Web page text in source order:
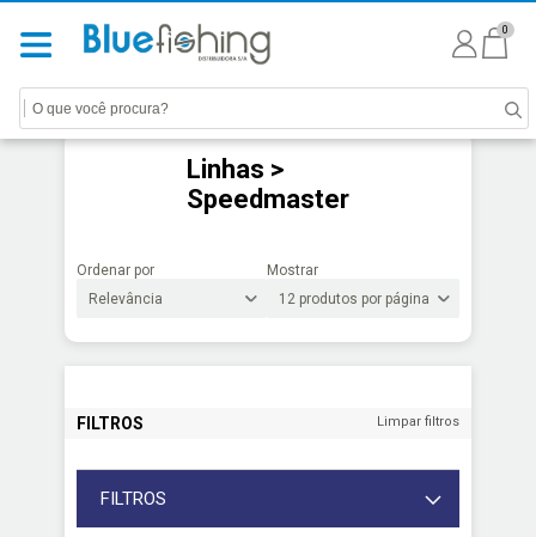
0
Linhas >
Speedmaster
Ordenar por Mostrar
FILTROS Limpar filtros
FILTROS